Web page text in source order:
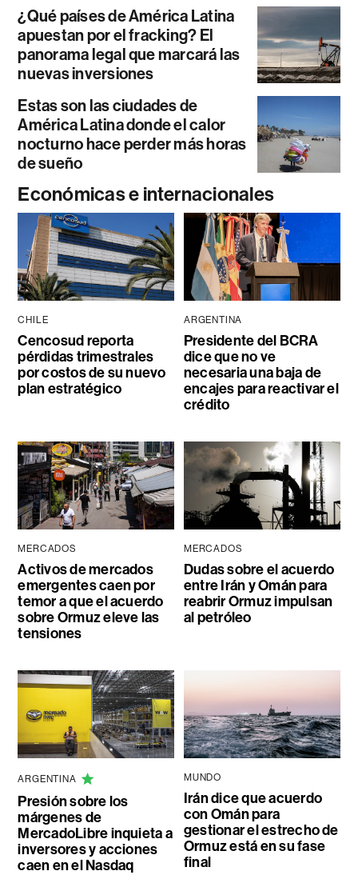
¿Qué países de América Latina
apuestan por el fracking? El
panorama legal que marcará las
nuevas inversiones
Estas son las ciudades de
América Latina donde el calor
nocturno hace perder más horas
de sueño
Económicas e internacionales
CHILE
Cencosud reporta
pérdidas trimestrales
por costos de su nuevo
plan estratégico
ARGENTINA
Presidente del BCRA
dice que no ve
necesaria una baja de
encajes para reactivar el
crédito
MERCADOS
Activos de mercados
emergentes caen por
temor a que el acuerdo
sobre Ormuz eleve las
tensiones
MERCADOS
Dudas sobre el acuerdo
entre Irán y Omán para
reabrir Ormuz impulsan
al petróleo
ARGENTINA
Presión sobre los
márgenes de
MercadoLibre inquieta a
inversores y acciones
caen en el Nasdaq
MUNDO
Irán dice que acuerdo
con Omán para
gestionar el estrecho de
Ormuz está en su fase
final